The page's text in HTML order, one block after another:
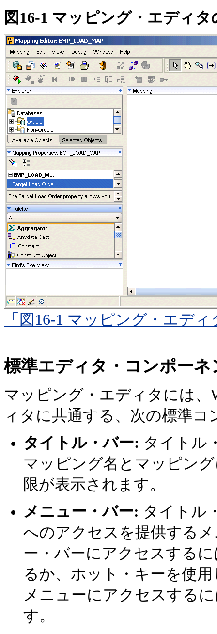
図16-1 マッピング・エディ
「図16-1 マッピング・エデ
標準エディタ・コンポーネ
マッピング・エディタには、
ィタに共通する、次の標準
タイトル・バー: タイトル
マッピング名とマッピン
限が表示されます。
メニュー・バー: タイトル
へのアクセスを提供する
ー・バーにアクセスする
るか、ホット・キーを使
メニューにアクセスする
す。